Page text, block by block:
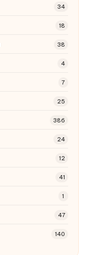
34
18
38
4
7
25
386
24
12
41
1
47
140